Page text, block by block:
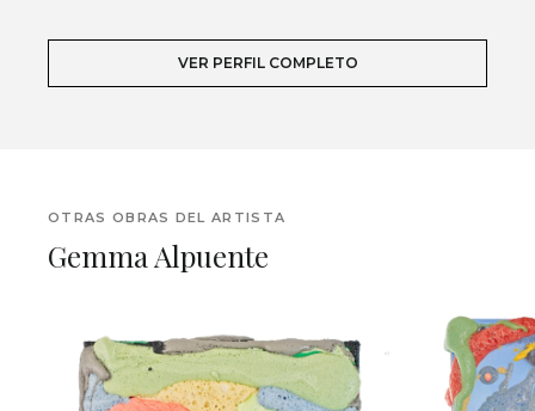
VER PERFIL COMPLETO
OTRAS OBRAS DEL ARTISTA
Gemma Alpuente